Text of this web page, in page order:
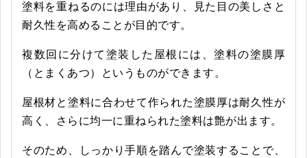
塗料を重ねるのには理由があり、見た目の美しさと
耐久性を高めることが目的です。
複数回に分けて塗装した屋根には、塗料の塗膜厚
（とまくあつ）というものができます。
屋根材と塗料に合わせて作られた塗膜厚は耐久性が
高く、さらに均一に重ねられた塗料は艶が出ます。
そのため、しっかり手順を踏んで塗装することで、